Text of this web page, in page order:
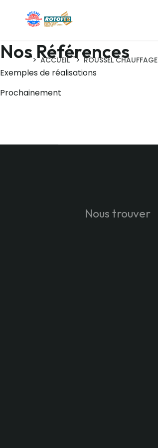
"> ACCUEIL "> ROUSSEL CHAUFFAGE
Nos Références
Exemples de réalisations
Prochainement
Nous trouver